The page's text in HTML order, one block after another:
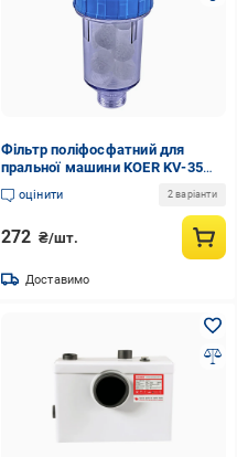
Фільтр поліфосфатний для
пральної машини KOER KV-35
латунним різбленням 3/4" (OL-
KR5026)
оцінити 2 варіанти
272 ₴/шт.
Доставимо